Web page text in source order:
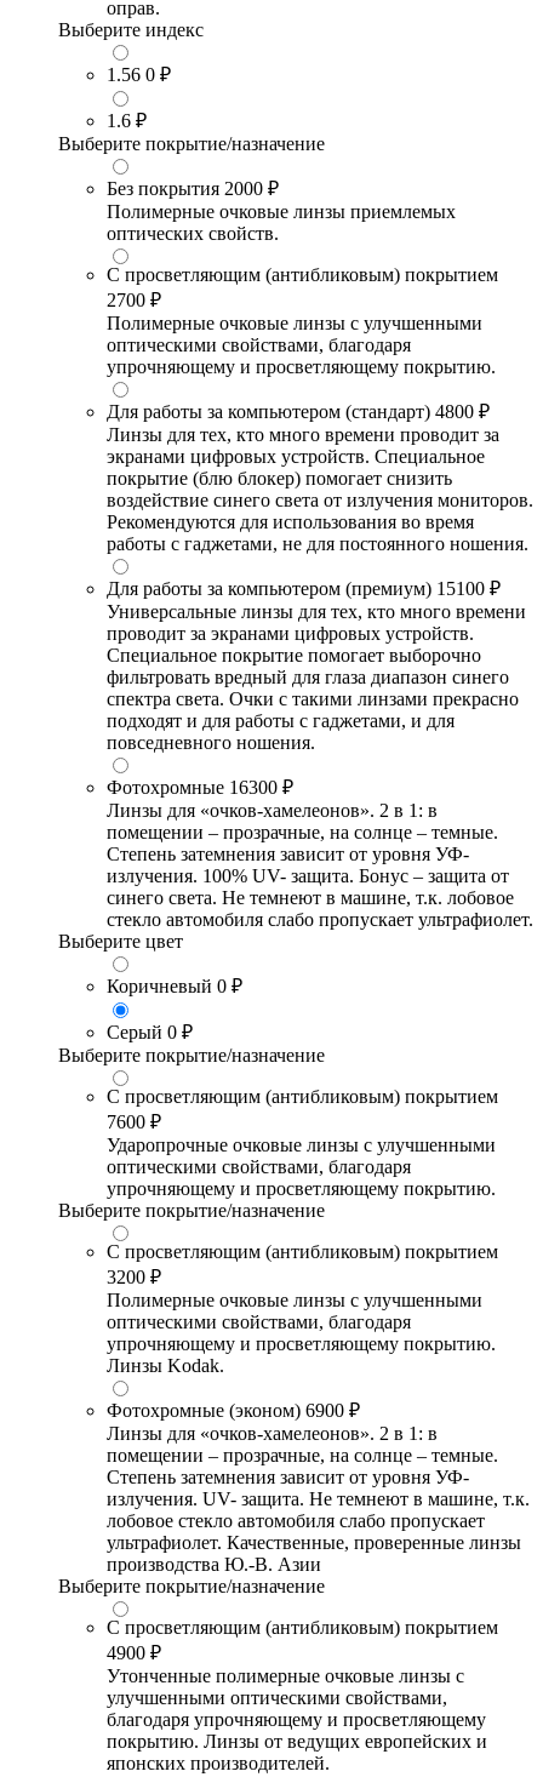
оправ.
Выберите индекс
1.56 0 ₽
1.6 ₽
Выберите покрытие/назначение
Без покрытия 2000 ₽
Полимерные очковые линзы приемлемых
оптических свойств.
С просветляющим (антибликовым) покрытием
2700 ₽
Полимерные очковые линзы с улучшенными
оптическими свойствами, благодаря
упрочняющему и просветляющему покрытию.
Для работы за компьютером (стандарт) 4800 ₽
Линзы для тех, кто много времени проводит за
экранами цифровых устройств. Специальное
покрытие (блю блокер) помогает снизить
воздействие синего света от излучения мониторов.
Рекомендуются для использования во время
работы с гаджетами, не для постоянного ношения.
Для работы за компьютером (премиум) 15100 ₽
Универсальные линзы для тех, кто много времени
проводит за экранами цифровых устройств.
Специальное покрытие помогает выборочно
фильтровать вредный для глаза диапазон синего
спектра света. Очки с такими линзами прекрасно
подходят и для работы с гаджетами, и для
повседневного ношения.
Фотохромные 16300 ₽
Линзы для «очков-хамелеонов». 2 в 1: в
помещении – прозрачные, на солнце – темные.
Степень затемнения зависит от уровня УФ-
излучения. 100% UV- защита. Бонус – защита от
синего света. Не темнеют в машине, т.к. лобовое
стекло автомобиля слабо пропускает ультрафиолет.
Выберите цвет
Коричневый 0 ₽
Серый 0 ₽
Выберите покрытие/назначение
С просветляющим (антибликовым) покрытием
7600 ₽
Ударопрочные очковые линзы с улучшенными
оптическими свойствами, благодаря
упрочняющему и просветляющему покрытию.
Выберите покрытие/назначение
С просветляющим (антибликовым) покрытием
3200 ₽
Полимерные очковые линзы с улучшенными
оптическими свойствами, благодаря
упрочняющему и просветляющему покрытию.
Линзы Kodak.
Фотохромные (эконом) 6900 ₽
Линзы для «очков-хамелеонов». 2 в 1: в
помещении – прозрачные, на солнце – темные.
Степень затемнения зависит от уровня УФ-
излучения. UV- защита. Не темнеют в машине, т.к.
лобовое стекло автомобиля слабо пропускает
ультрафиолет. Качественные, проверенные линзы
производства Ю.-В. Азии
Выберите покрытие/назначение
С просветляющим (антибликовым) покрытием
4900 ₽
Утонченные полимерные очковые линзы с
улучшенными оптическими свойствами,
благодаря упрочняющему и просветляющему
покрытию. Линзы от ведущих европейских и
японских производителей.